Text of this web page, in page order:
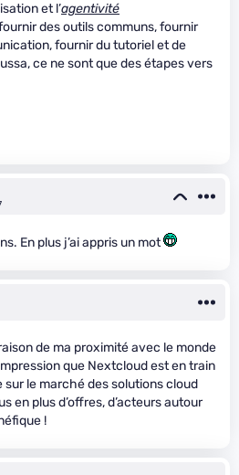
et l’agentivité
des outils communs, fournir
fournir du tutoriel et de
ce ne sont que des étapes vers
En plus j’ai appris un mot
de ma proximité avec le monde
que Nextcloud est en train
sur le marché des solutions cloud
en plus d’offres, d’acteurs autour
!